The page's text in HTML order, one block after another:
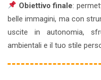
Obiettivo finale:
belle immagini, ma con
uscite in autonomia,
ambientali e il tuo stile